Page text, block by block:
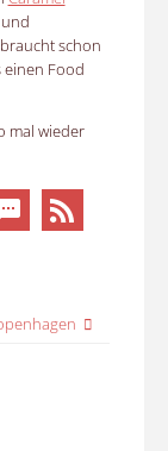
schon
einen Food
mal wieder